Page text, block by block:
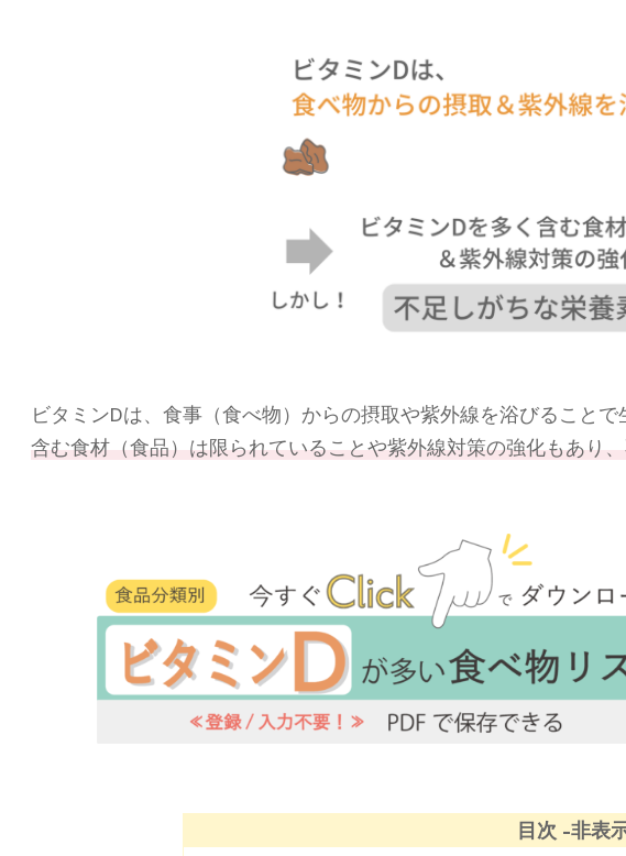
ビタミンDは、食事（食べ物）からの摂取や紫外線を浴びることで
含む食材（食品）は限られていることや紫外線対策の強化もあり
目次